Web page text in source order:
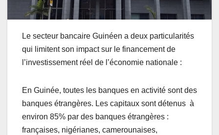
Le secteur bancaire Guinéen a deux particularités
qui limitent son impact sur le financement de
l’investissement réel de l’économie nationale :
En Guinée, toutes les banques en activité sont des
banques étrangères. Les capitaux sont détenus à
environ 85% par des banques étrangères :
françaises, nigérianes, camerounaises,